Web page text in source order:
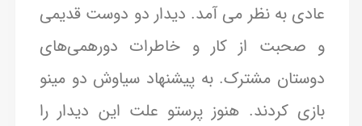
عادی به نظر می آمد. دیدار دو دوست قدیمی
و صحبت از کار و خاطرات دورهمی‌های
دوستان مشترک. به پیشنهاد سیاوش دو مینو
بازی کردند. هنوز پرستو علت این دیدار را